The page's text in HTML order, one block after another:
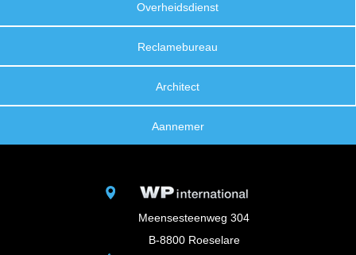
Overheidsdienst
Reclamebureau
Architect
Aannemer
Meensesteenweg 304
B-8800 Roeselare